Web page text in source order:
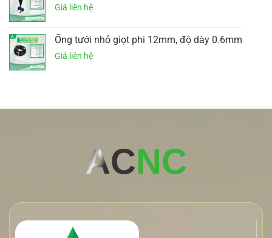
Ống tưới nhỏ giọt phi 12mm, độ dày 0.6mm
ACNC